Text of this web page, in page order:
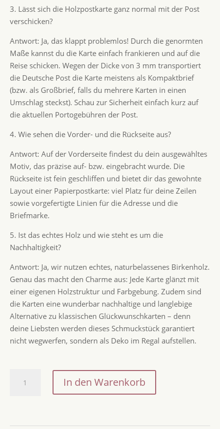
3. Lässt sich die Holzpostkarte ganz normal mit der Post
verschicken?
Antwort: Ja, das klappt problemlos! Durch die genormten
Maße kannst du die Karte einfach frankieren und auf die
Reise schicken. Wegen der Dicke von 3 mm transportiert
die Deutsche Post die Karte meistens als Kompaktbrief
(bzw. als Großbrief, falls du mehrere Karten in einen
Umschlag steckst). Schau zur Sicherheit einfach kurz auf
die aktuellen Portogebühren der Post.
4. Wie sehen die Vorder- und die Rückseite aus?
Antwort: Auf der Vorderseite findest du dein ausgewähltes
Motiv, das präzise auf- bzw. eingebracht wurde. Die
Rückseite ist fein geschliffen und bietet dir das gewohnte
Layout einer Papierpostkarte: viel Platz für deine Zeilen
sowie vorgefertigte Linien für die Adresse und die
Briefmarke.
5. Ist das echtes Holz und wie steht es um die
Nachhaltigkeit?
Antwort: Ja, wir nutzen echtes, naturbelassenes Birkenholz.
Genau das macht den Charme aus: Jede Karte glänzt mit
einer eigenen Holzstruktur und Farbgebung. Zudem sind
die Karten eine wunderbar nachhaltige und langlebige
Alternative zu klassischen Glückwunschkarten – denn
deine Liebsten werden dieses Schmuckstück garantiert
nicht wegwerfen, sondern als Deko im Regal aufstellen.
Cosplay
Bücherliebhaber
In den Warenkorb